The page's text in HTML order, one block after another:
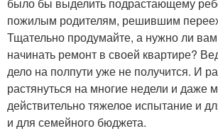
пожилым родителям, решившим
Тщательно продумайте, а нужно ли
начинать ремонт в своей квартире?
дело на полпути уже не получится. И
растянуться на многие недели и даже
действительно тяжелое испытание и
и для семейного бюджета.